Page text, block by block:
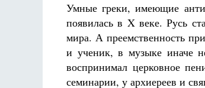
Умные греки, имеющие
появилась в X веке. Русь
мира. А преемственность
и ученик, в музыке иначе
воспринимал церковное
семинарии, у архиереев и